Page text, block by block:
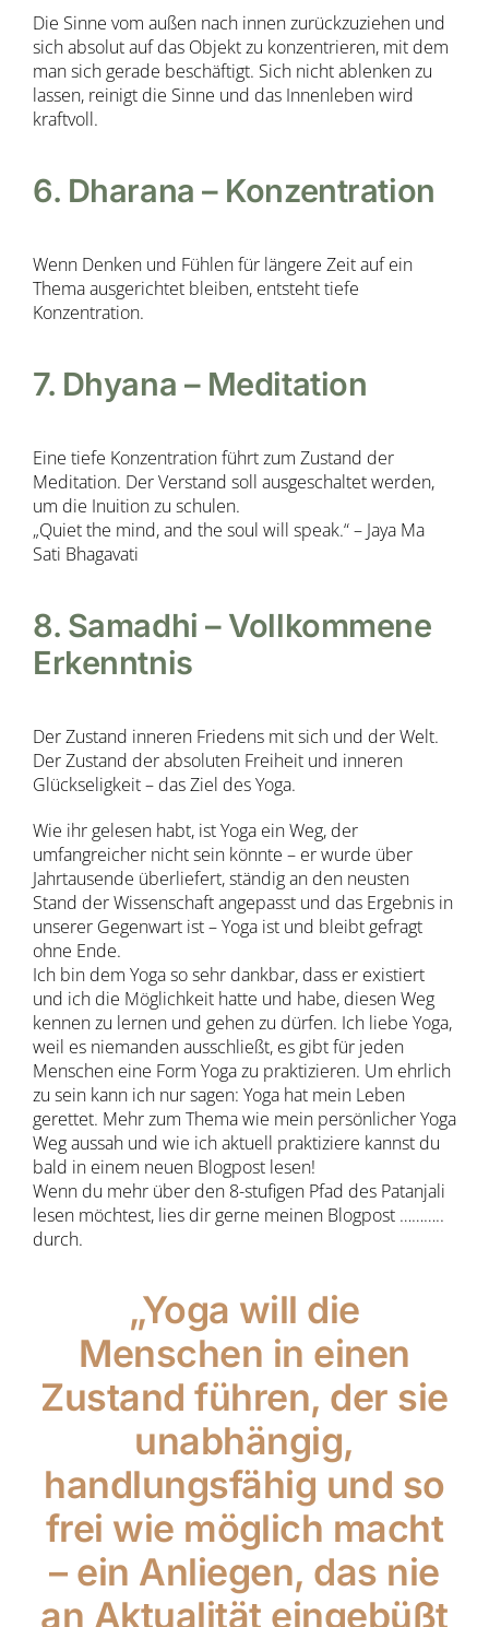
Die Sinne vom außen nach innen zurückzuziehen und
sich absolut auf das Objekt zu konzentrieren, mit dem
man sich gerade beschäftigt. Sich nicht ablenken zu
lassen, reinigt die Sinne und das Innenleben wird
kraftvoll.
6. Dharana – Konzentration
Wenn Denken und Fühlen für längere Zeit auf ein
Thema ausgerichtet bleiben, entsteht tiefe
Konzentration.
7. Dhyana – Meditation
Eine tiefe Konzentration führt zum Zustand der
Meditation. Der Verstand soll ausgeschaltet werden,
um die Inuition zu schulen.
„Quiet the mind, and the soul will speak.“ – Jaya Ma
Sati Bhagavati
8. Samadhi – Vollkommene
Erkenntnis
Der Zustand inneren Friedens mit sich und der Welt.
Der Zustand der absoluten Freiheit und inneren
Glückseligkeit – das Ziel des Yoga.
Wie ihr gelesen habt, ist Yoga ein Weg, der
umfangreicher nicht sein könnte – er wurde über
Jahrtausende überliefert, ständig an den neusten
Stand der Wissenschaft angepasst und das Ergebnis in
unserer Gegenwart ist – Yoga ist und bleibt gefragt
ohne Ende.
Ich bin dem Yoga so sehr dankbar, dass er existiert
und ich die Möglichkeit hatte und habe, diesen Weg
kennen zu lernen und gehen zu dürfen. Ich liebe Yoga,
weil es niemanden ausschließt, es gibt für jeden
Menschen eine Form Yoga zu praktizieren. Um ehrlich
zu sein kann ich nur sagen: Yoga hat mein Leben
gerettet. Mehr zum Thema wie mein persönlicher Yoga
Weg aussah und wie ich aktuell praktiziere kannst du
bald in einem neuen Blogpost lesen!
Wenn du mehr über den 8-stufigen Pfad des Patanjali
lesen möchtest, lies dir gerne meinen Blogpost ………..
durch.
„Yoga will die
Menschen in einen
Zustand führen, der sie
unabhängig,
handlungsfähig und so
frei wie möglich macht
– ein Anliegen, das nie
an Aktualität eingebüßt